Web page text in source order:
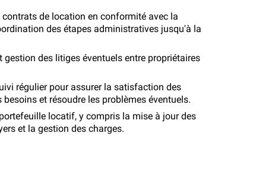
de location en conformité avec la
des étapes administratives jusqu'à la
gestion des litiges éventuels entre propriétaires
régulier pour assurer la satisfaction des
et résoudre les problèmes éventuels.
locatif, y compris la mise à jour des
et la gestion des charges.